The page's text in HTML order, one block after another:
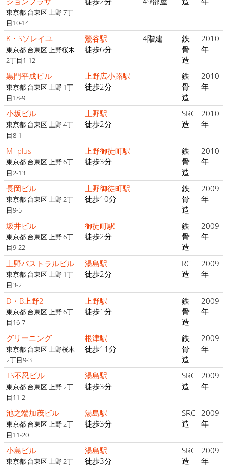
東京都 台東区 上野 7丁
目10-14
K・Sソレイユ
東京都 台東区 上野桜木
2丁目1-12
鶯谷駅
徒歩6分
4階建
鉄
骨
造
2010
年
黒門平成ビル
東京都 台東区 上野 1丁
目18-9
上野広小路駅
徒歩2分
鉄
骨
造
2010
年
小坂ビル
東京都 台東区 上野 4丁
目8-1
上野駅
徒歩2分
SRC
造
2010
年
M+plus
東京都 台東区 上野 6丁
目2-13
上野御徒町駅
徒歩3分
鉄
骨
造
2010
年
長岡ビル
東京都 台東区 上野 2丁
目9-5
上野御徒町駅
徒歩10分
鉄
骨
造
2009
年
坂井ビル
東京都 台東区 上野 6丁
目9-22
御徒町駅
徒歩2分
鉄
骨
造
2009
年
上野パストラルビル
東京都 台東区 上野 1丁
目3-2
湯島駅
徒歩2分
RC
造
2009
年
D・B上野2
東京都 台東区 上野 6丁
目16-7
上野駅
徒歩1分
鉄
骨
造
2009
年
グリーニング
東京都 台東区 上野桜木
2丁目9-3
根津駅
徒歩11分
鉄
骨
造
2009
年
TS不忍ビル
東京都 台東区 上野 2丁
目11-2
湯島駅
徒歩3分
SRC
造
2009
年
池之端加茂ビル
東京都 台東区 上野 2丁
目11-20
湯島駅
徒歩3分
SRC
造
2009
年
小島ビル
東京都 台東区 上野 2丁
湯島駅
徒歩3分
SRC
造
2009
年